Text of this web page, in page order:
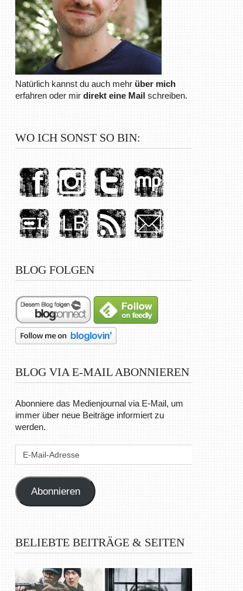
Natürlich kannst du auch mehr über mich
erfahren oder mirdirekt eine Mail schreiben.
WO ICH SONST SO BIN:
BLOG FOLGEN
BLOG VIA E-MAIL ABONNIEREN
Abonniere das Medienjournal via E-Mail, um
immer über neue Beiträge informiert zu
werden.
E-
Abonnieren
BELIEBTE BEITRÄGE & SEITEN